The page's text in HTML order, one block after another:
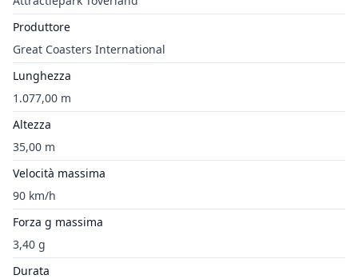
Produttore
Great Coasters International
Lunghezza
1.077,00 m
Altezza
35,00 m
Velocità massima
90 km/h
Forza g massima
3,40 g
Durata